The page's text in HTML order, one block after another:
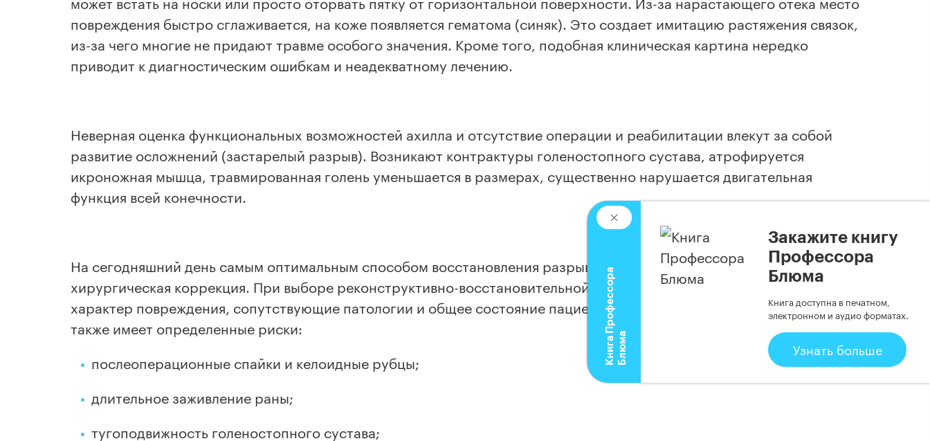
повреждения быстро сглаживается, на коже появляется гематома (синяк). Это создает имитацию растяжения связок,
из-за чего многие не придают травме особого значения. Кроме того, подобная клиническая картина нередко
приводит к диагностическим ошибкам и неадекватному лечению.
Неверная оценка функциональных возможностей ахилла и отсутствие операции и реабилитации влекут за собой
развитие осложнений (застарелый разрыв). Возникают контрактуры голеностопного сустава, атрофируется
икроножная мышца, травмированная голень уменьшается в размерах, существенно нарушается двигательная
функция всей конечности.
На сегодняшний день самым оптимальным способом восстановления разрыва сухожильных волокон является
хирургическая коррекция. При выборе реконструктивно-восстановительной техники учитывается давность травмы,
характер повреждения, сопутствующие патологии и общее состояние пациента. Однако оперативное лечение
также имеет определенные риски:
послеоперационные спайки и келоидные рубцы;
длительное заживление раны;
тугоподвижность голеностопного сустава;
К
н
и
г
а
П
р
о
ф
е
с
с
о
р
а
Б
л
ю
ма
Закажите книгу
Профессора
Блюма
Книга доступна в печатном,
электронном и аудио форматах.
Узнать больше